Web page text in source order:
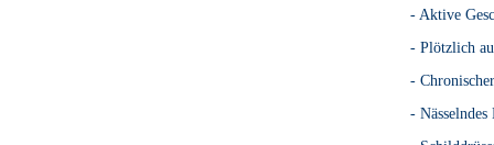
- Aktive
- Plötzlich
-
- Nässelndes